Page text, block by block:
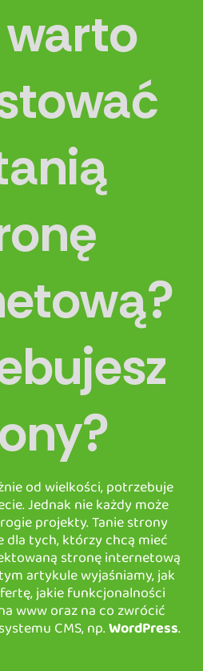
od wielkości, potrzebuje
Jednak nie każdy może
projekty. Tanie strony
dla tych, którzy chcą mieć
stronę internetową
artykule wyjaśniamy, jak
jakie funkcjonalności
www oraz na co zwrócić
CMS, np.WordPress.